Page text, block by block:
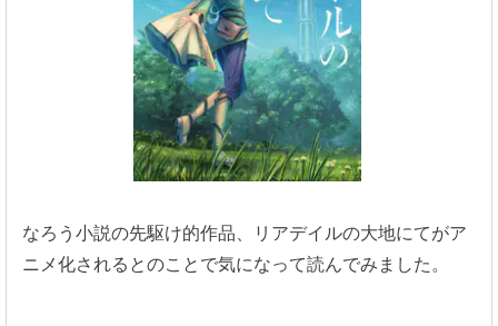
なろう小説の先駆け的作品、リアデイルの大地にてがア
ニメ化されるとのことで気になって読んでみました。